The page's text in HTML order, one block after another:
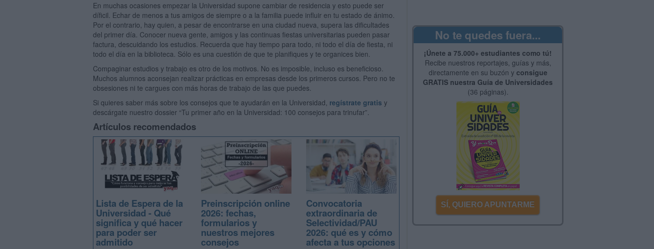
En muchas ocasiones empezar la Universidad supone cambiar de residencia y esto puede ser
díficil. Echar de menos a tus amigos de siempre o a la familia puede influir en tu estado de ánimo.
Por el contrario, hay quien, a pesar de encontrarse en una ciudad nueva, supera las dificultades
del primer día. Conocer nueva gente, amigos y las continuas fiestas universitarias pueden pasar
factura, descuidando los estudios. Recuerda que hay tiempo para todo, ni todo el día de fiesta, ni
todo el día en la biblioteca. Sólo es una cuestión de que te planifiques y te organices bien.
Compaginar estudios y trabajo es otro de los motivos. No es imposible, incluso es beneficioso.
Muchos alumnos aconsejan realizar prácticas en empresas desde los primeros cursos. Pero no te
obsesiones ni te cargues con más horas de trabajo de las que puedes.
Si quieres saber más sobre los consejos que te ayudarán en la Universidad, regístrate gratis y
descárgate nuestro dossier “Tu primer año en la Universidad: 100 consejos para trinufar”.
Artículos recomendados
Lista de Espera de la
Universidad - Qué
significa y qué hacer
para poder ser
admitido
Preinscripción online
2026: fechas,
formularios y
nuestros mejores
consejos
Convocatoria
extraordinaria de
Selectividad/PAU
2026: qué es y cómo
afecta a tus opciones
No te quedes fuera...
¡Únete a 75.000+ estudiantes como tú!
Recibe nuestros reportajes, guías y más,
directamente en su buzón y consigue
GRATIS nuestra Guía de Universidades
(36 páginas).
SÍ, QUIERO APUNTARME